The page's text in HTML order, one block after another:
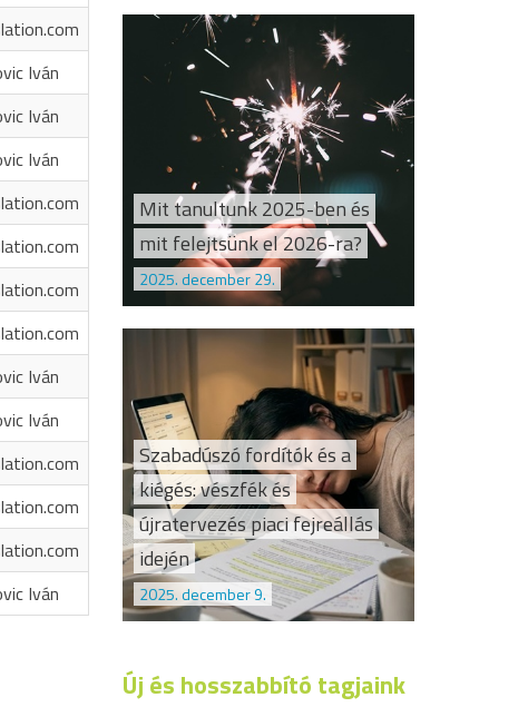
Iván
Iván
Iván
Iván
Iván
Iván
Mit tanultunk 2025-ben és
mit felejtsünk el 2026-ra?
2025. december 29.
Szabadúszó fordítók és a
kiégés: vészfék és
újratervezés piaci fejreállás
idején
2025. december 9.
Új és hosszabbító tagjaink